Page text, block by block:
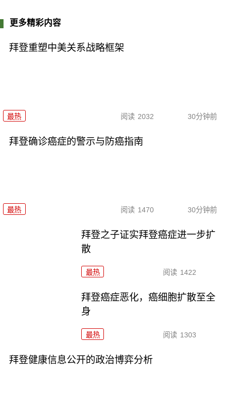
更多精彩内容
拜登重塑中美关系战略框架
最热 阅读 2032 30分钟前
拜登确诊癌症的警示与防癌指南
最热 阅读 1470 30分钟前
拜登之子证实拜登癌症进一步扩
散
最热 阅读 1422
拜登癌症恶化，癌细胞扩散至全
身
最热 阅读 1303
拜登健康信息公开的政治博弈分析